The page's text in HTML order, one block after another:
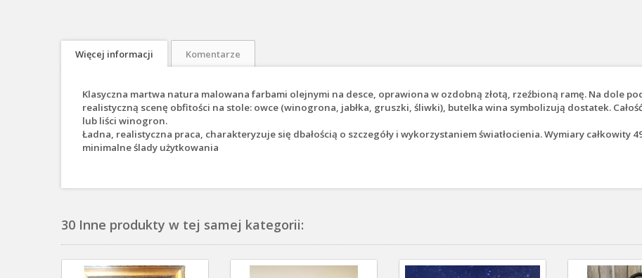
Więcej informacji Komentarze
Klasyczna martwa natura malowana farbami olejnymi na desce, oprawiona w ozdobną złotą, rzeźbioną ramę. Na dole
realistyczną scenę obfitości na stole: owce (winogrona, jabłka, gruszki, śliwki), butelka wina symbolizują dostatek.
lub liści winogron.
Ładna, realistyczna praca, charakteryzuje się dbałością o szczegóły i wykorzystaniem światłocienia. Wymiary całkowity
minimalne ślady użytkowania
30 Inne produkty w tej samej kategorii: